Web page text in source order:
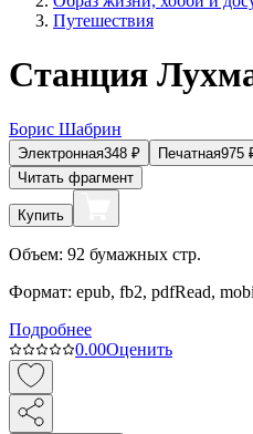
Путешествия
Станция
Борис Шабрин
Электронная348 ₽ Печатная975
Читать фрагмент
Купить
Объем: 92 бумажных стр.
Формат: epub, fb2, pdfRead, mobi
Подробнее
0.00Оценить